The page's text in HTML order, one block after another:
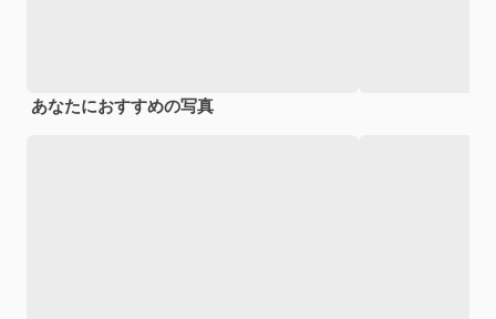
あなたにおすすめの写真